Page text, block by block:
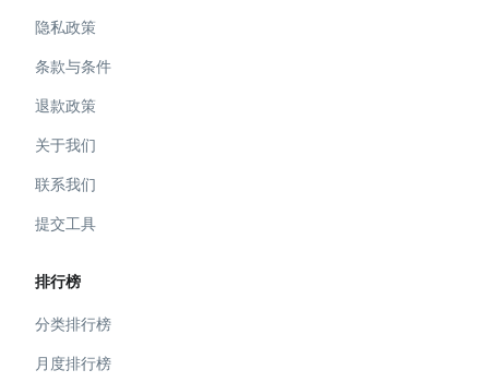
隐私政策
条款与条件
退款政策
关于我们
联系我们
提交工具
排行榜
分类排行榜
月度排行榜